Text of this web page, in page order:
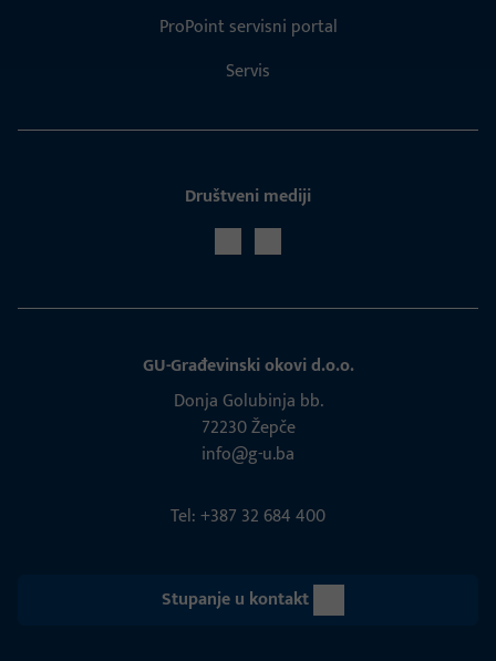
ProPoint servisni portal
Servis
Društveni mediji
GU-Građevinski okovi d.o.o.
Donja Golubinja bb.
72230 Žepče
info@g-u.ba
Tel: +387 32 684 400
Stupanje u kontakt